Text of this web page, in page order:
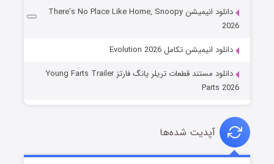
دانلود انیمیشن There’s No Place Like Home, Snoopy
2026
دانلود انیمیشن تکامل Evolution 2026
دانلود مستند قطعات تریلر یانگ فارتز Young Farts Trailer
Parts 2026
آپدیت شده‌ها